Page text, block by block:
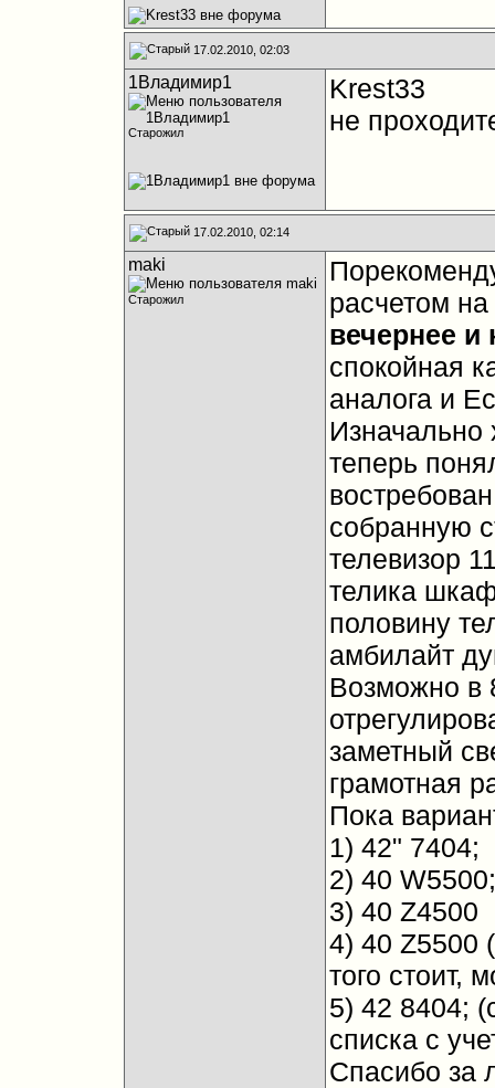
17.02.2010, 02:03
1Владимир1
Старожил
Krest33
не
17.02.2010, 02:14
maki
Старожил
расчетом на
вечернее и
спокойная
аналога и
Изначально
теперь
собранную
телевизор
телика
половину
амбилайт
Возможно в
заметный
грамотная
Пока
1) 42" 7404;
2) 40 W5500;
3) 40 Z4500
4) 40 Z5500
того стоит,
5) 42 8404;
списка с
Спасибо за